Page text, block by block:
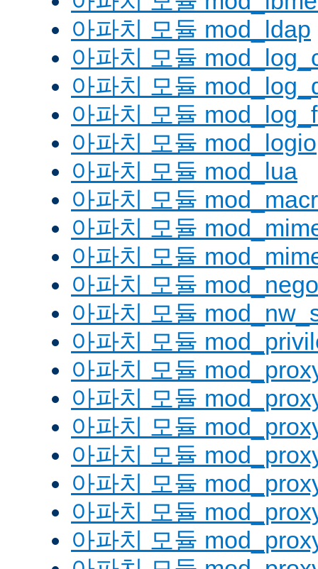
아파치 모듈 mod_ldap
아파치 모듈
아파치 모듈
아파치 모듈
아파치 모듈 mod_logio
아파치 모듈 mod_lua
아파치 모듈
아파치 모듈
아파치 모듈
아파치 모듈
아파치 모듈
아파치 모듈
아파치 모듈
아파치 모듈
아파치 모듈
아파치 모듈
아파치 모듈
아파치 모듈
아파치 모듈